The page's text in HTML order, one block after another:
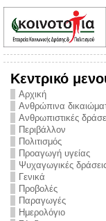
Κεντρικό
Αρχική
Ανθρώπινα
Ανθρωπιστικές
Περιβάλλον
Πολιτισμός
Προαγωγή υγείας
Ψυχαγωγικές
Γενικά
Προβολές
Παραγωγές
Ημερολόγιο